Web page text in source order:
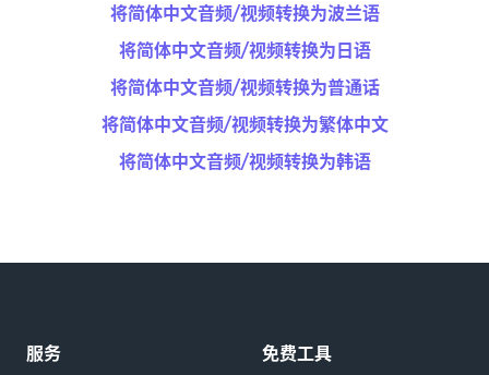
将简体中文音频/视频转换为波兰语
将简体中文音频/视频转换为日语
将简体中文音频/视频转换为普通话
将简体中文音频/视频转换为繁体中文
将简体中文音频/视频转换为韩语
服务 免费工具